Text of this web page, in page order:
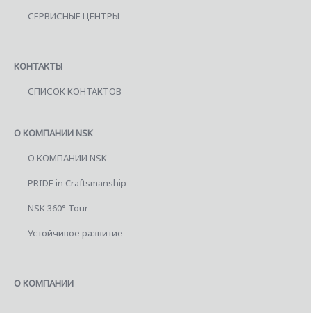
СЕРВИСНЫЕ ЦЕНТРЫ
КОНТАКТЫ
СПИСОК КОНТАКТОВ
О КОМПАНИИ NSK
О КОМПАНИИ NSK
PRIDE in Craftsmanship
NSK 360° Tour
Устойчивое развитие
О КОМПАНИИ